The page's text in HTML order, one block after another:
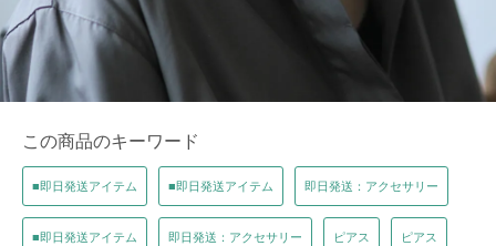
この商品のキーワード
■即日発送アイテム ■即日発送アイテム 即日発送：アクセサリー
■即日発送アイテム 即日発送：アクセサリー ピアス ピアス